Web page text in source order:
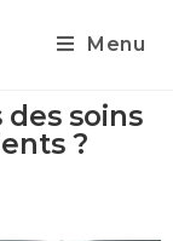
Menu
soins
?